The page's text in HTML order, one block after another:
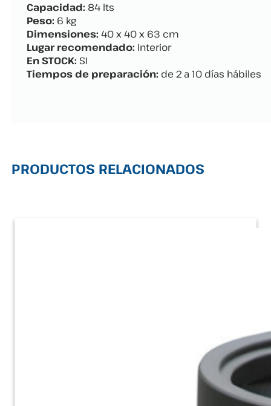
Capacidad: 84 lts
Peso: 6 kg
Dimensiones: 40 x 40 x 63 cm
Lugar recomendado: Interior
En STOCK: SI
Tiempos de preparación: de 2 a 10 días hábiles
PRODUCTOS RELACIONADOS